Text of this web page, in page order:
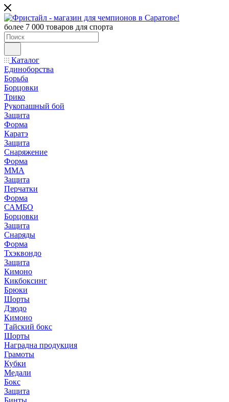
более 7 000 товаров для спорта
Каталог
Единоборства
Борьба
Борцовки
Трико
Рукопашный бой
Защита
Форма
Каратэ
Защита
Снаряжение
Форма
ММА
Защита
Перчатки
Форма
САМБО
Борцовки
Защита
Снаряды
Форма
Тхэквондо
Защита
Кимоно
Кикбоксинг
Брюки
Шорты
Дзюдо
Кимоно
Тайский бокс
Шорты
Наградна продукция
Грамоты
Кубки
Медали
Бокс
Защита
Бинты